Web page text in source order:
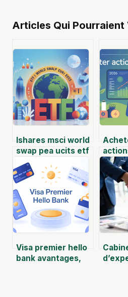
Articles Qui Pourraient
Ishares msci world
swap pea ucits etf
eur acc : le guide
complet pour
investir
ou
Visa premier hello
bank avantages,